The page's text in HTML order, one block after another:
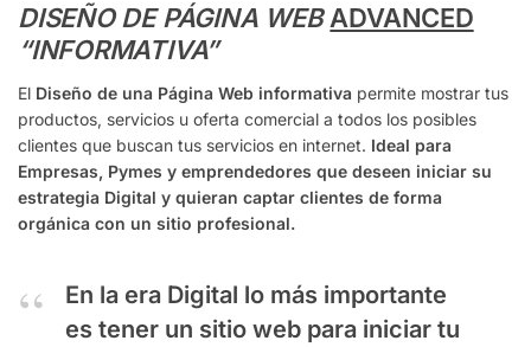
DISEÑO DE PÁGINA WEB ADVANCED
“INFORMATIVA”
El Diseño de una Página Web informativa permite mostrar tus
productos, servicios u oferta comercial a todos los posibles
clientes que buscan tus servicios en internet. Ideal para
Empresas, Pymes y emprendedores que deseen iniciar su
estrategia Digital y quieran captar clientes de forma
orgánica con un sitio profesional.
En la era Digital lo más importante
es tener un sitio web para iniciar tu